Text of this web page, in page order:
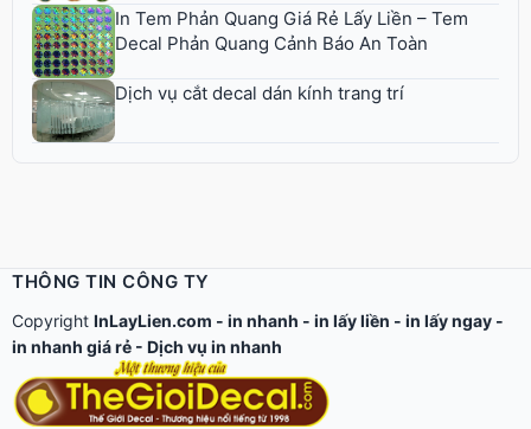
In Tem Phản Quang Giá Rẻ Lấy Liền – Tem
Decal Phản Quang Cảnh Báo An Toàn
Dịch vụ cắt decal dán kính trang trí
THÔNG TIN CÔNG TY
Copyright InLayLien.com - in nhanh - in lấy liền - in lấy ngay -
in nhanh giá rẻ - Dịch vụ in nhanh